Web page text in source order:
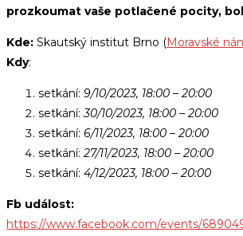
prozkoumat vaše potlačené pocity,
Kde: Skautský institut Brno (Moravské
Kdy:
setkání: 9/10/2023, 18:00 – 20:00
setkání:30/10/2023, 18:00 – 20:00
setkání: 6/11/2023, 18:00 – 20:00
setkání:27/11/2023, 18:00 – 20:00
setkání: 4/12/2023, 18:00 – 20:00
Fb událost:
https://www.facebook.com/events/